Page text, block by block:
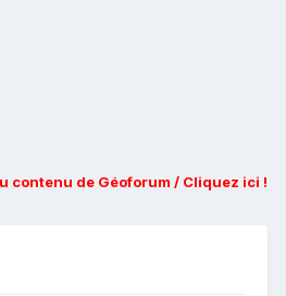
contenu de Géoforum / Cliquez ici !